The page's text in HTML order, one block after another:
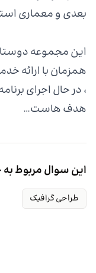
بعدی و معماری
این مجموعه
همزمان با ارائه
، در حال اجرای
هدف هاست…
این سوال مربوط
طراحی گرافیک